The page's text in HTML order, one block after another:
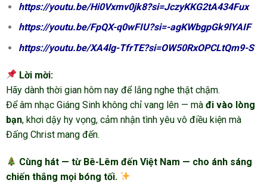
https://youtu.be/Hi0Vxmv0jk8?si=JczyKKG2tA434Fux
https://youtu.be/FpQX-q0wFIU?si=-agKWbgpGk9lYAIF
https://youtu.be/XA4lg-TfrTE?si=OW50RxOPCLtQm9-S
Lời mời:
Hãy dành thời gian hôm nay để lắng nghe thật chậm.
Để âm nhạc Giáng Sinh không chỉ vang lên — mà đi vào lòng
bạn, khơi dậy hy vọng, cảm nhận tình yêu vô điều kiện mà
Đấng Christ mang đến.
Cùng hát — từ Bê-Lêm đến Việt Nam — cho ánh sáng
chiến thắng mọi bóng tối.